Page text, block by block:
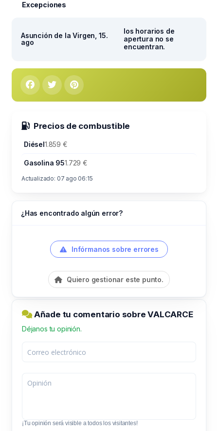
Excepciones
Asunción de la Virgen, 15.
ago
los horarios de
apertura no se
encuentran.
Precios de combustible
Diésel1.859 €
Gasolina 951.729 €
Actualizado: 07 ago 06:15
¿Has encontrado algún error?
Infórmanos sobre errores
Quiero gestionar este punto.
Añade tu comentario sobre VALCARCE
Déjanos tu opinión.
¡Tu opinión será visible a todos los visitantes!